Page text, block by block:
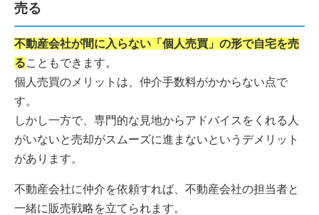
売る
不動産会社が間に入らない「個人売買」の形で自宅を売
ることもできます。
個人売買のメリットは、仲介手数料がかからない点で
す。
しかし一方で、専門的な見地からアドバイスをくれる人
がいないと売却がスムーズに進まないというデメリット
があります。
不動産会社に仲介を依頼すれば、不動産会社の担当者と
一緒に販売戦略を立てられます。